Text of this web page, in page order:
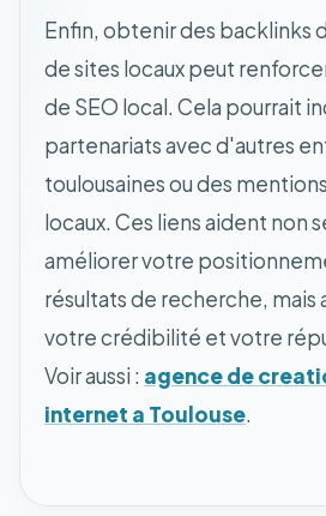
Enfin, obtenir des backlinks
de sites locaux peut
de SEO local. Cela pourrait
partenariats avec d'autres
toulousaines ou des
locaux. Ces liens aident non
améliorer votre
résultats de recherche, mais
votre crédibilité et votre
Voir aussi : agence de
internet a Toulouse.